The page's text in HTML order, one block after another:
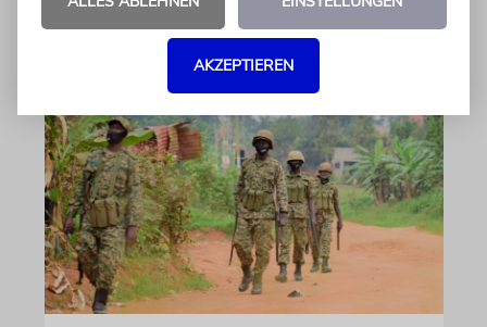
09.08.2026
AKZEPTIEREN